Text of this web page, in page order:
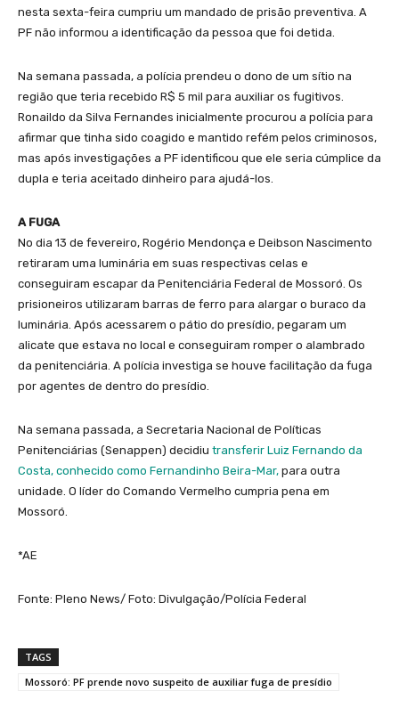
nesta sexta-feira cumpriu um mandado de prisão preventiva. A
PF não informou a identificação da pessoa que foi detida.
Na semana passada, a polícia prendeu o dono de um sítio na
região que teria recebido R$ 5 mil para auxiliar os fugitivos.
Ronaildo da Silva Fernandes inicialmente procurou a polícia para
afirmar que tinha sido coagido e mantido refém pelos criminosos,
mas após investigações a PF identificou que ele seria cúmplice da
dupla e teria aceitado dinheiro para ajudá-los.
A FUGA
No dia 13 de fevereiro, Rogério Mendonça e Deibson Nascimento
retiraram uma luminária em suas respectivas celas e
conseguiram escapar da Penitenciária Federal de Mossoró. Os
prisioneiros utilizaram barras de ferro para alargar o buraco da
luminária. Após acessarem o pátio do presídio, pegaram um
alicate que estava no local e conseguiram romper o alambrado
da penitenciária. A polícia investiga se houve facilitação da fuga
por agentes de dentro do presídio.
Na semana passada, a Secretaria Nacional de Políticas
Penitenciárias (Senappen) decidiu transferir Luiz Fernando da
Costa, conhecido como Fernandinho Beira-Mar, para outra
unidade. O líder do Comando Vermelho cumpria pena em
Mossoró.
*AE
Fonte: Pleno News/ Foto: Divulgação/Polícia Federal
TAGS
Mossoró: PF prende novo suspeito de auxiliar fuga de presídio